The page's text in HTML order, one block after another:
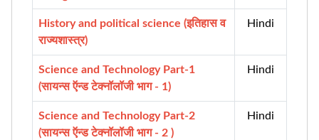
History and political science (इतिहास व
राज्यशास्त्र)
Hindi
Science and Technology Part-1
(सायन्स ऍन्ड टेक्नॉलॉजी भाग - 1)
Hindi
Science and Technology Part-2
(सायन्स ऍन्ड टेक्नॉलॉजी भाग - 2 )
Hindi